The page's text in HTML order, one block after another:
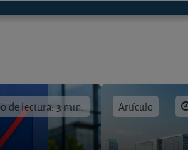
de lectura: 3 min. Artículo